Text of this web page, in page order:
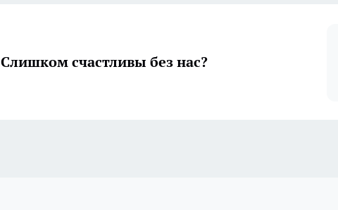
Слишком счастливы без нас?